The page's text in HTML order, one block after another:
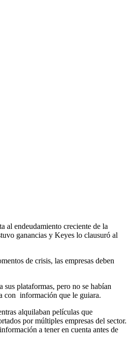
endeudamiento creciente de la
ganancias y Keyes lo clausuró al
de crisis, las empresas deben
plataformas, pero no se habían
con información que le guiara.
alquilaban películas que
por múltiples empresas del sector.
a tener en cuenta antes de